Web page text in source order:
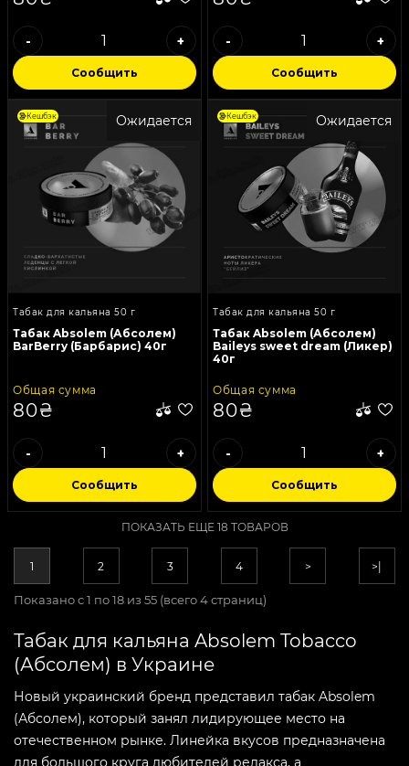
- +
Сообщить
- +
Сообщить
Ожидается
Кешбэк
Табак для кальяна 50 г
Табак Absolem (Абсолем)
BarBerry (Барбарис) 40г
Общая сумма
80₴
- +
Сообщить
Ожидается
Кешбэк
Табак для кальяна 50 г
Табак Absolem (Абсолем)
Baileys sweet dream (Ликер)
40г
Общая сумма
80₴
- +
Сообщить
ПОКАЗАТЬ ЕЩЕ 18 ТОВАРОВ
1 2 3 4 > >|
Показано с 1 по 18 из 55 (всего 4 страниц)
Табак для кальяна Absolem Tobacco
(Абсолем) в Украине
Новый украинский бренд представил табак Absolem
(Абсолем), который занял лидирующее место на
отечественном рынке. Линейка вкусов предназначена
для большого круга любителей релакса, а